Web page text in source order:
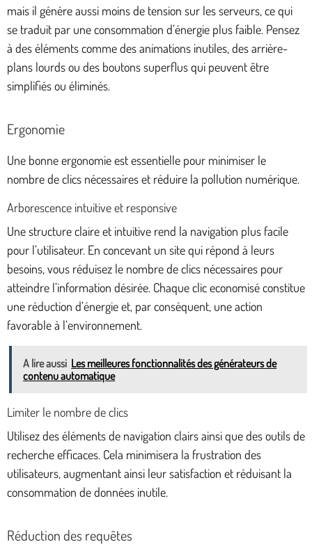
mais il génère aussi moins de tension sur les serveurs, ce qui
se traduit par une consommation d’énergie plus faible. Pensez
à des éléments comme des animations inutiles, des arrière-
plans lourds ou des boutons superflus qui peuvent être
simplifiés ou éliminés.
Ergonomie
Une bonne ergonomie est essentielle pour minimiser le
nombre de clics nécessaires et réduire la pollution numérique.
Arborescence intuitive et responsive
Une structure claire et intuitive rend la navigation plus facile
pour l’utilisateur. En concevant un site qui répond à leurs
besoins, vous réduisez le nombre de clics nécessaires pour
atteindre l’information désirée. Chaque clic economisé constitue
une réduction d’énergie et, par conséquent, une action
favorable à l’environnement.
A lire aussi Les meilleures fonctionnalités des générateurs de
contenu automatique
Limiter le nombre de clics
Utilisez des éléments de navigation clairs ainsi que des outils de
recherche efficaces. Cela minimisera la frustration des
utilisateurs, augmentant ainsi leur satisfaction et réduisant la
consommation de données inutile.
Réduction des requêtes